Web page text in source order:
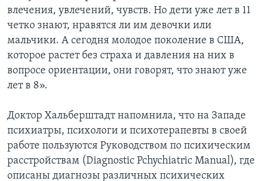
влечения, увлечений, чувств. Но дети уже лет в 11
четко знают, нравятся ли им девочки или
мальчики. А сегодня молодое поколение в США,
которое растет без страха и давления на них в
вопросе ориентации, они говорят, что знают уже
лет в 8».
Доктор Хальберштадт напомнила, что на Западе
психиатры, психологи и психотерапевты в своей
работе пользуются Руководством по психическим
расстройствам (Diagnostic Pchychiatric Manual), где
описаны диагнозы различных психических